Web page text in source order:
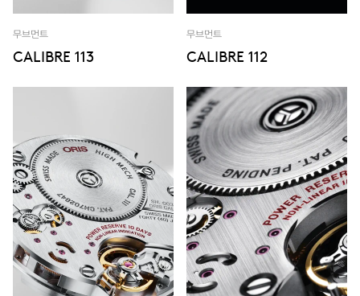
무브먼트
CALIBRE 113
무브먼트
CALIBRE 112